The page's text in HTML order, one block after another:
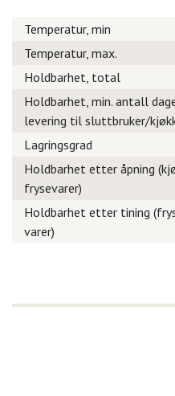
Temperatur, min
Temperatur, max.
Holdbarhet, total
Holdbarhet, min. antall
levering til sluttbruker/
Lagringsgrad
Holdbarhet etter åpning
frysevarer)
Holdbarhet etter tining
varer)